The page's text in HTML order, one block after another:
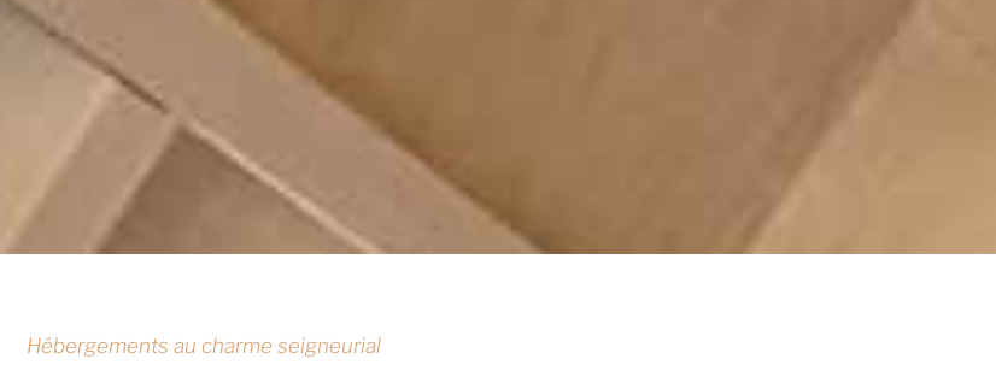
Hébergements au charme seigneurial